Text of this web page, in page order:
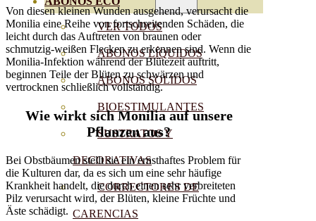
VER TODOS
ABONOS LÍQUIDOS
ABONOS SOLIDOS
BIOESTIMULANTES
SUSTRATOS Y
DECORATIVAS
CORRECTORES DE
CARENCIAS
Von diesen kleinen Wunden ausgehend, verursacht die
Monilia eine Reihe von fortschreitenden Schäden, die
leicht durch das Auftreten von braunen oder
schmutzig-weißen Flecken zu erkennen sind. Wenn die
Monilia-Infektion während der Blütezeit auftritt,
beginnen Teile der Blüten zu schwärzen und
vertrocknen schließlich vollständig.
Wie wirkt sich Monilia auf unsere
Pflanzen aus?
Bei Obstbäumen stellt sie ein ernsthaftes Problem für
die Kulturen dar, da es sich um eine sehr häufige
Krankheit handelt, die durch einen sehr verbreiteten
Pilz verursacht wird, der Blüten, kleine Früchte und
Äste schädigt.